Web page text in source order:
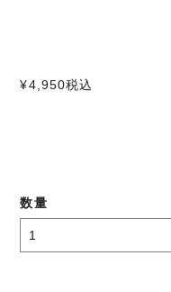
¥4,950税込
数量